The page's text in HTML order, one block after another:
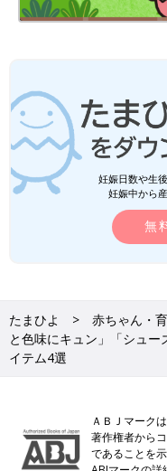
妊娠日数や生
妊娠中から
無
たまひよ 赤ちゃん・
と色味にキュン」「シュ
イテム4選
ＡＢＪマーク
著作権者から
であることを